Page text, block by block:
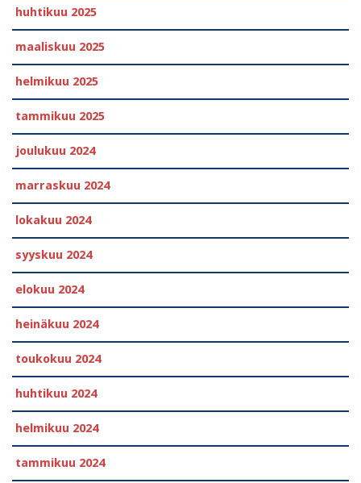
huhtikuu 2025
maaliskuu 2025
helmikuu 2025
tammikuu 2025
joulukuu 2024
marraskuu 2024
lokakuu 2024
syyskuu 2024
elokuu 2024
heinäkuu 2024
toukokuu 2024
huhtikuu 2024
helmikuu 2024
tammikuu 2024